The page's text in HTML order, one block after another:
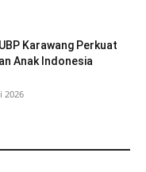
Karawang Perkuat
Anak Indonesia
2026